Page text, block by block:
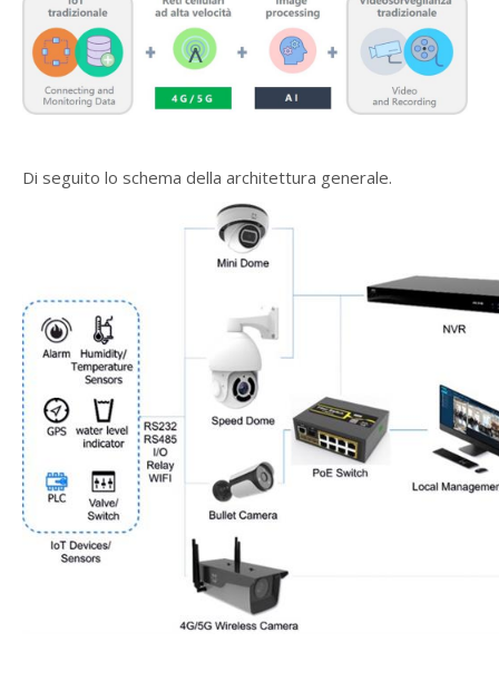
Di seguito lo schema della architettura generale.